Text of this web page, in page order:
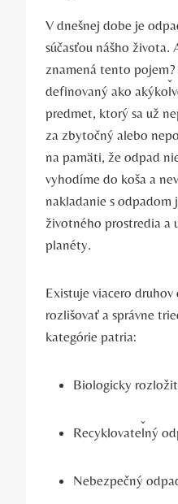
V dnešnej dobe je
súčasťou nášho života.
znamená tento
definovaný ako
predmet, ktorý sa už
za zbytočný alebo
na pamäti, že odpad
vyhodíme do koša a
nakladanie s odpadom
životného prostredia a
planéty.
Existuje viacero
rozlišovať a správne
kategórie patria:
Biologicky
Recyklovateľný
Nebezpečný